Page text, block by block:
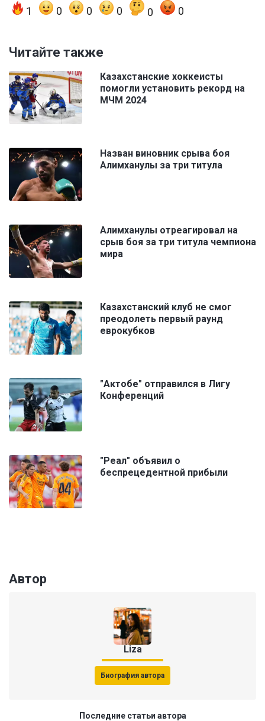
1 0 0 0 0 0
Читайте также
Казахстанские хоккеисты
помогли установить рекорд на
МЧМ 2024
Назван виновник срыва боя
Алимханулы за три титула
Алимханулы отреагировал на
срыв боя за три титула чемпиона
мира
Казахстанский клуб не смог
преодолеть первый раунд
еврокубков
"Актобе" отправился в Лигу
Конференций
"Реал" объявил о
беспрецедентной прибыли
Автор
Liza
Биография автора
Последние статьи автора